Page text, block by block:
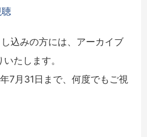
込みの方には、 アーカイブ
たします。
7月31日まで、 何度でもご視